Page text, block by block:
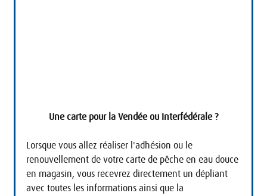
Une carte pour la Vendée ou Interfédérale ?
Lorsque vous allez réaliser l'adhésion ou le
renouvellement de votre carte de pêche en eau douce
en magasin, vous recevrez directement un dépliant
avec toutes les informations ainsi que la